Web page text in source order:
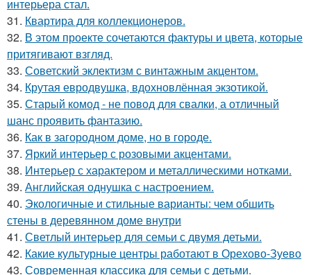
интерьера стал.
31. Квартира для коллекционеров.
32. В этом проекте сочетаются фактуры и цвета, которые
притягивают взгляд.
33. Советский эклектизм с винтажным акцентом.
34. Крутая евродвушка, вдохновлённая экзотикой.
35. Старый комод - не повод для свалки, а отличный
шанс проявить фантазию.
36. Как в загородном доме, но в городе.
37. Яркий интерьер с розовыми акцентами.
38. Интерьер с характером и металлическими нотками.
39. Английская однушка с настроением.
40. Экологичные и стильные варианты: чем обшить
стены в деревянном доме внутри
41. Светлый интерьер для семьи с двумя детьми.
42. Какие культурные центры работают в Орехово-Зуево
43. Современная классика для семьи с детьми.